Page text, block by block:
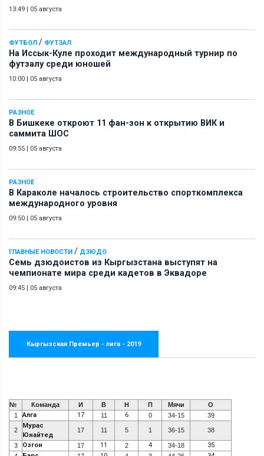
13:49 | 05 августа
ФУТБОЛ / ФУТЗАЛ
На Иссык-Куле проходит международный турнир по
футзалу среди юношей
10:00 | 05 августа
РАЗНОЕ
В Бишкеке откроют 11 фан-зон к открытию ВИК и
саммита ШОС
09:55 | 05 августа
РАЗНОЕ
В Караколе началось строительство спорткомплекса
международного уровня
09:50 | 05 августа
ГЛАВНЫЕ НОВОСТИ / ДЗЮДО
Семь дзюдоистов из Кыргызстана выступят на
чемпионате мира среди кадетов в Эквадоре
09:45 | 05 августа
Кыргызская Премьер - лига - 2019
№ Команда И В Н П Мячи
О
1
Алга 17 11 6 0 34-15 39
2
Мурас
Юнайтед
17 11 5 1 36-15 38
3 Озгон 17 11 2 4 34-18 35